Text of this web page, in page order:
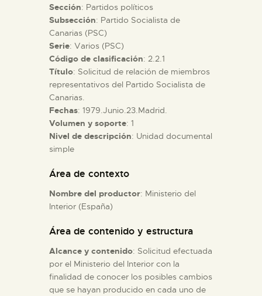
█
EL MUSEO
COLECCIONES
DIDÁCTICA
ESPAÑOL
Sección: Partidos políticos
Subsección: Partido Socialista de
Canarias (PSC)
Serie: Varios (PSC)
Código de clasificación: 2.2.1
Título: Solicitud de relación de miembros
representativos del Partido Socialista de
Canarias.
Fechas: 1979.Junio.23.Madrid.
Volumen y soporte: 1
Nivel de descripción: Unidad documental
simple
Área de contexto
Nombre del productor: Ministerio del
Interior (España)
Área de contenido y estructura
Alcance y contenido: Solicitud efectuada
por el Ministerio del Interior con la
finalidad de conocer los posibles cambios
que se hayan producido en cada uno de